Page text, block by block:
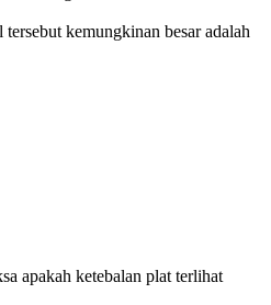
kemungkinan besar adalah
apakah ketebalan plat terlihat